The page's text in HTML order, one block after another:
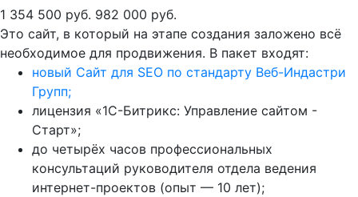
1 354 500 руб. 982 000 руб.
Это сайт, в который на этапе создания заложено всё
необходимое для продвижения. В пакет входят:
новый Сайт для SEO по стандарту Веб-Индастри
Групп;
лицензия «1С-Битрикс: Управление сайтом -
Старт»;
до четырёх часов профессиональных
консультаций руководителя отдела ведения
интернет-проектов (опыт — 10 лет);